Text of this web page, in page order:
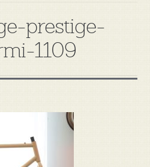
prestige-
1109